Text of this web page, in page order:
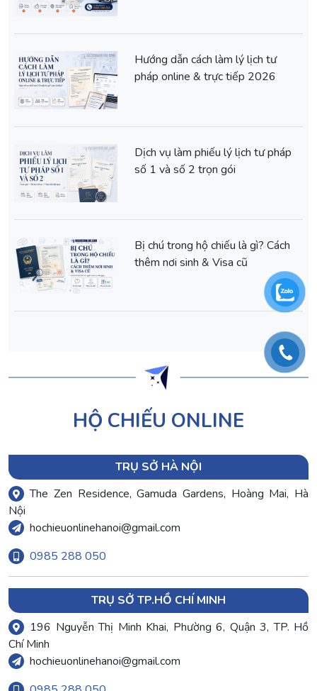
Hướng dẫn cách làm lý lịch tư
pháp online & trực tiếp 2026
Dịch vụ làm phiếu lý lịch tư pháp
số 1 và số 2 trọn gói
Bị chú trong hộ chiếu là gì? Cách
thêm nơi sinh & Visa cũ
HỘ CHIẾU ONLINE
TRỤ SỞ HÀ NỘI
The Zen Residence, Gamuda Gardens, Hoàng Mai, Hà
Nội
hochieuonlinehanoi@gmail.com
0985 288 050
TRỤ SỞ TP.HỒ CHÍ MINH
196 Nguyễn Thị Minh Khai, Phường 6, Quận 3, TP. Hồ
Chí Minh
hochieuonlinehanoi@gmail.com